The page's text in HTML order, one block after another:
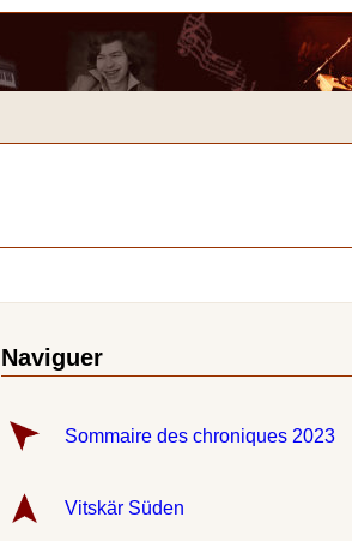
Naviguer
Sommaire des chroniques 2023
Vitskär Süden